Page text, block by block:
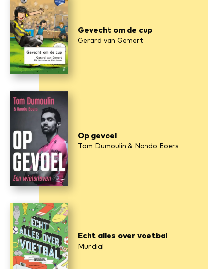
Gevecht om de cup
Gerard van Gemert
Op gevoel
Tom Dumoulin & Nando Boers
Echt alles over voetbal
Mundial